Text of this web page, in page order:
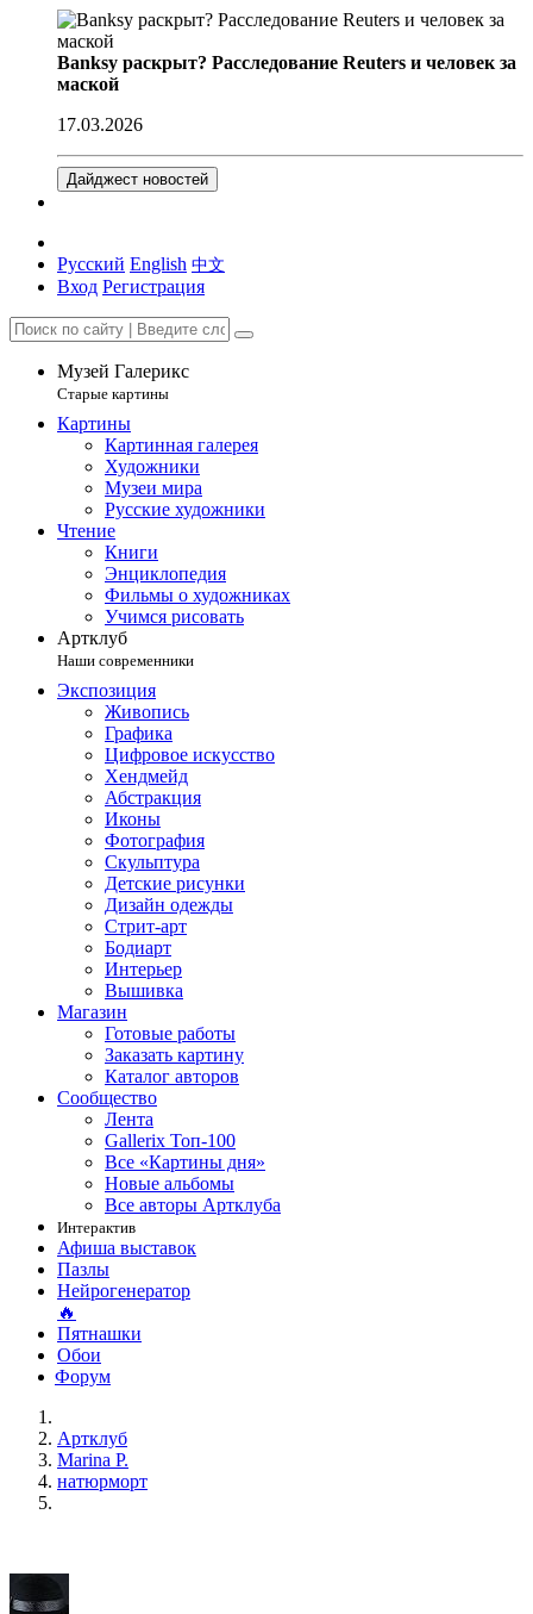
Banksy раскрыт? Расследование Reuters и человек за
маской
17.03.2026
Дайджест новостей
Русский English 中文
Вход Регистрация
Музей Галерикс
Старые картины
Картины
Картинная галерея
Художники
Музеи мира
Русские художники
Чтение
Книги
Энциклопедия
Фильмы о художниках
Учимся рисовать
Артклуб
Наши современники
Экспозиция
Живопись
Графика
Цифровое искусство
Хендмейд
Абстракция
Иконы
Фотография
Скульптура
Детские рисунки
Дизайн одежды
Стрит-арт
Бодиарт
Интерьер
Вышивка
Магазин
Готовые работы
Заказать картину
Каталог авторов
Сообщество
Лента
Gallerix Топ-100
Все «Картины дня»
Новые альбомы
Все авторы Артклуба
Интерактив
Афиша выставок
Пазлы
Нейрогенератор
🔥
Пятнашки
Обои
Форум
Артклуб
Marina P.
натюрморт